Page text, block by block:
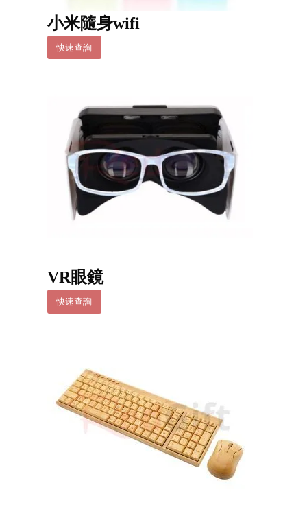
小米隨身wifi
快速查詢
VR眼鏡
快速查詢